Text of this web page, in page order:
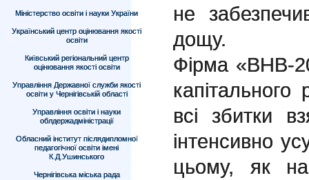
Міністерство освіти і науки України
Український центр оцінювання якості
освіти
Київський регіональний центр
оцінювання якості освіти
Управління Державної служби якості
освіти у Чернігівській області
Управління освіти і науки
облдержадміністрації
Обласний інститут післядипломної
педагогічної освіти імені
К.Д.Ушинського
Чернігівська міська рада
не
дощу.
Фірма «ВНВ-
всі збитки
інтенсивно
цьому, як